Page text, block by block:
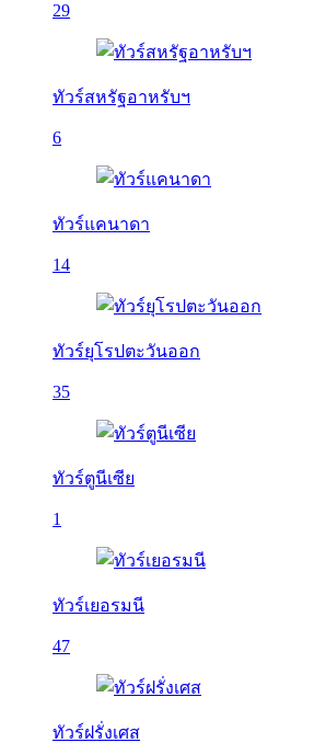
29
ทัวร์สหรัฐอาหรับฯ
6
ทัวร์แคนาดา
14
ทัวร์ยุโรปตะวันออก
35
ทัวร์ตูนีเซีย
1
ทัวร์เยอรมนี
47
ทัวร์ฝรั่งเศส